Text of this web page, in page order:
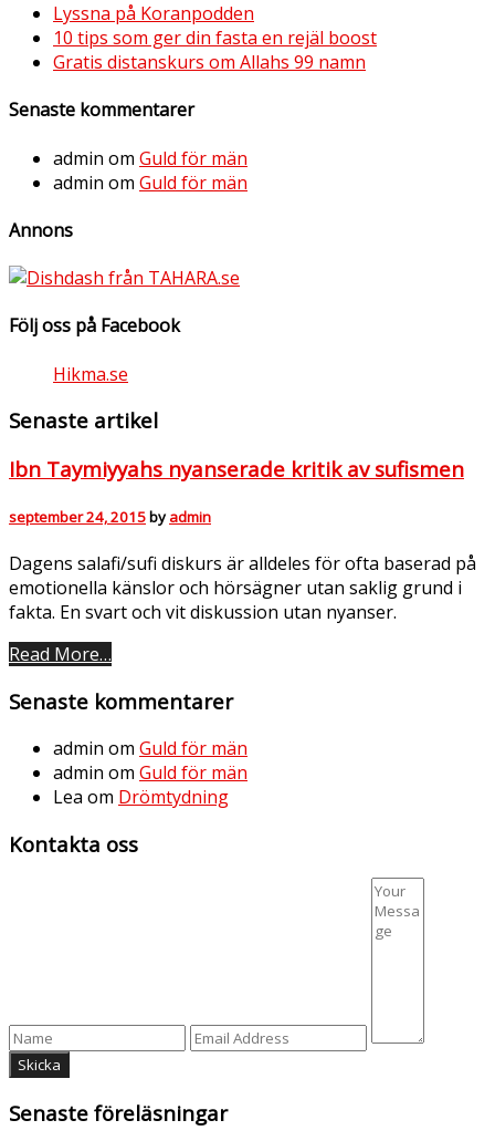
Lyssna på Koranpodden
10 tips som ger din fasta en rejäl boost
Gratis distanskurs om Allahs 99 namn
Senaste kommentarer
admin om Guld för män
admin om Guld för män
Annons
Följ oss på Facebook
Hikma.se
Senaste artikel
Ibn Taymiyyahs nyanserade kritik av sufismen
september 24, 2015byadmin
Dagens salafi/sufi diskurs är alldeles för ofta baserad på
emotionella känslor och hörsägner utan saklig grund i
fakta. En svart och vit diskussion utan nyanser.
Read More…
Senaste kommentarer
admin om Guld för män
admin om Guld för män
Lea om Drömtydning
Kontakta oss
Senaste föreläsningar